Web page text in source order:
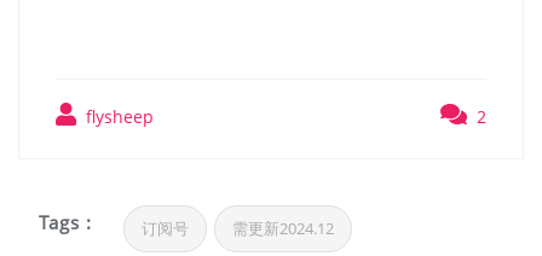
flysheep 2
Tags : 订阅号 需更新2024.12